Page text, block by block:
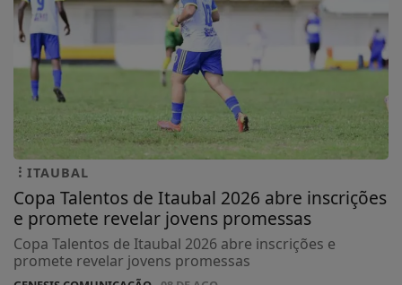
ITAUBAL
Copa Talentos de Itaubal 2026 abre inscrições
e promete revelar jovens promessas
Copa Talentos de Itaubal 2026 abre inscrições e
promete revelar jovens promessas